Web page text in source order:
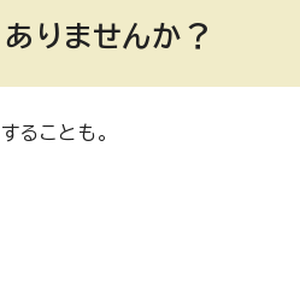
りませんか？
ることも。